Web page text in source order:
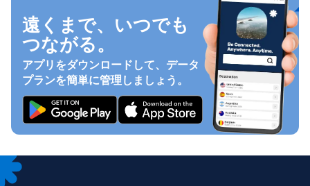
遠くまで、いつでも
つながる。
アプリをダウンロードして、データ
プランを簡単に管理しましょう。